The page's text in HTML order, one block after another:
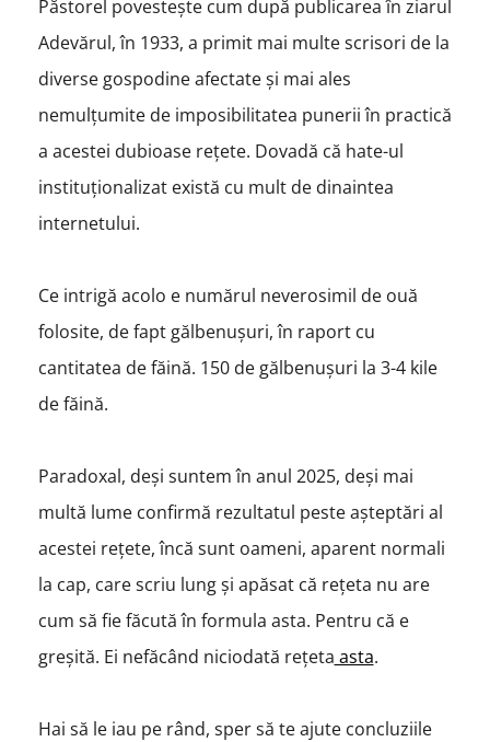
Păstorel povestește cum după publicarea în ziarul
Adevărul, în 1933, a primit mai multe scrisori de la
diverse gospodine afectate și mai ales
nemulțumite de imposibilitatea punerii în practică
a acestei dubioase rețete. Dovadă că hate-ul
instituționalizat există cu mult de dinaintea
internetului.
Ce intrigă acolo e numărul neverosimil de ouă
folosite, de fapt gălbenușuri, în raport cu
cantitatea de făină. 150 de gălbenușuri la 3-4 kile
de făină.
Paradoxal, deși suntem în anul 2025, deși mai
multă lume confirmă rezultatul peste așteptări al
acestei rețete, încă sunt oameni, aparent normali
la cap, care scriu lung și apăsat că rețeta nu are
cum să fie făcută în formula asta. Pentru că e
greșită. Ei nefăcând niciodată rețeta asta.
Hai să le iau pe rând, sper să te ajute concluziile